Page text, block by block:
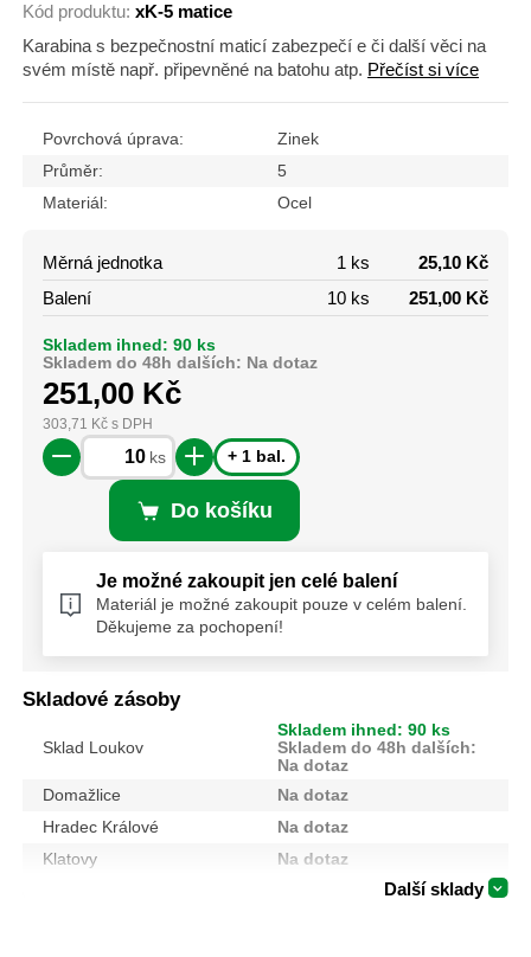
Kód produktu: xK-5 matice
Karabina s bezpečnostní maticí zabezpečí e či další věci na
svém místě např. připevněné na batohu atp. Přečíst si více
Povrchová úprava:
Zinek
Průměr:
5
Materiál:
Ocel
Měrná jednotka 1 ks
25,10 Kč
Balení
10 ks 251,00 Kč
Skladem ihned: 90 ks
Skladem do 48h dalších: Na dotaz
251,00 Kč
303,71 Kčs DPH
ks + 1 bal.
Do košíku
Je možné zakoupit jen celé balení
Materiál je možné zakoupit pouze v celém balení.
Děkujeme za pochopení!
Skladové zásoby
Sklad Loukov
Skladem ihned: 90 ks
Skladem do 48h dalších:
Na dotaz
Domažlice
Na dotaz
Hradec Králové
Na dotaz
Klatovy
Na dotaz
Další sklady